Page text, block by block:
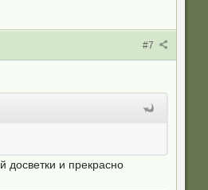
#7
досветки и прекрасно